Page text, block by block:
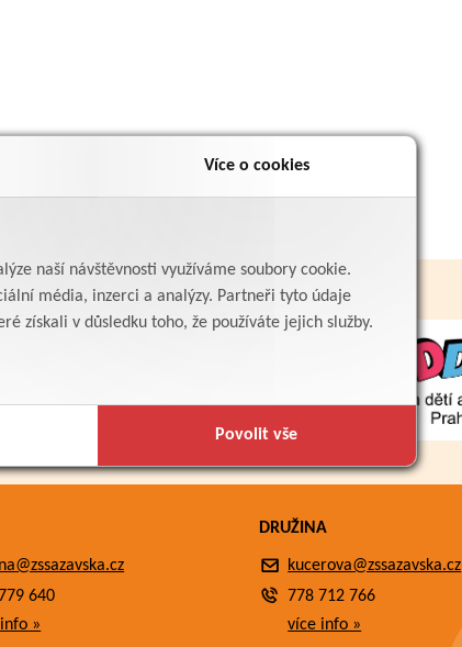
Více o cookies
naší návštěvnosti využíváme soubory cookie.
média, inzerci a analýzy. Partneři tyto údaje
získali v důsledku toho, že používáte jejich služby.
Povolit vše
640
»
DRUŽINA
kucerova@zssazavska.cz
778 712 766
více info »